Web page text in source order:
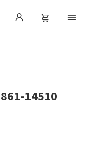
14510